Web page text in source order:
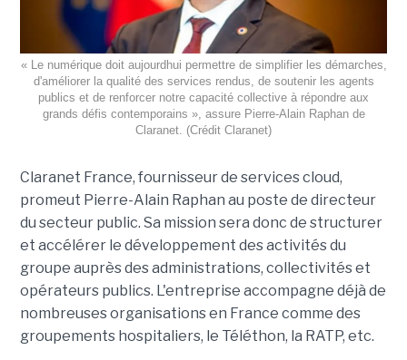
« Le numérique doit aujourdhui permettre de simplifier les démarches,
d'améliorer la qualité des services rendus, de soutenir les agents
publics et de renforcer notre capacité collective à répondre aux
grands défis contemporains », assure Pierre-Alain Raphan de
Claranet. (Crédit Claranet)
Claranet France, fournisseur de services cloud,
promeut Pierre-Alain Raphan au poste de directeur
du secteur public. Sa mission sera donc de structurer
et accélérer le développement des activités du
groupe auprès des administrations, collectivités et
opérateurs publics. L'entreprise accompagne déjà de
nombreuses organisations en France comme des
groupements hospitaliers, le Téléthon, la RATP, etc.